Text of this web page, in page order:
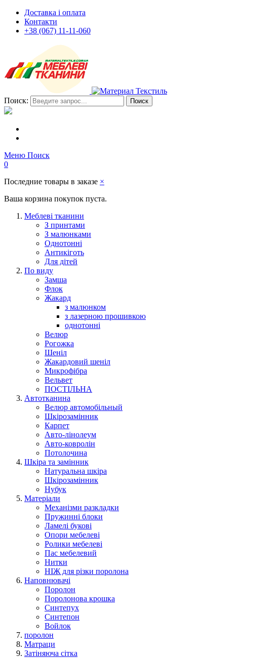
Доставка і оплата
Контакти
+38 (067) 11-11-060
Поиск: Поиск
Меню Поиск
0
Последние товары в заказе ×
Ваша корзина покупок пуста.
Меблеві тканини
З принтами
З малюнками
Однотонні
Антикіготь
Для дітей
По виду
Замша
Флок
Жакард
з малюнком
з лазерною прошивкою
однотонні
Велюр
Рогожка
Шеніл
Жакардовий шеніл
Микрофібра
Вельвет
ПОСТІЛЬНА
Автотканина
Велюр автомобільный
Шкірозамінник
Карпет
Авто-лінолеум
Авто-ковролін
Потолочина
Шкіра та замінник
Натуральна шкіра
Шкірозамінник
Нубук
Матеріали
Механізми разкладки
Пружинні блоки
Ламелі букові
Опори мебелеві
Ролики мебелеві
Пас мебелевий
Нитки
НІЖ для різки поролона
Наповнювачі
Поролон
Поролонова крошка
Синтепух
Синтепон
Войлок
поролон
Матраци
Затіняюча сітка